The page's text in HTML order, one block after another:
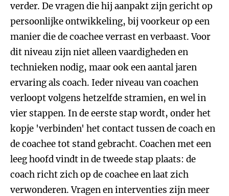
verder. De vragen die hij aanpakt zijn gericht op
persoonlijke ontwikkeling, bij voorkeur op een
manier die de coachee verrast en verbaast. Voor
dit niveau zijn niet alleen vaardigheden en
technieken nodig, maar ook een aantal jaren
ervaring als coach. Ieder niveau van coachen
verloopt volgens hetzelfde stramien, en wel in
vier stappen. In de eerste stap wordt, onder het
kopje 'verbinden' het contact tussen de coach en
de coachee tot stand gebracht. Coachen met een
leeg hoofd vindt in de tweede stap plaats: de
coach richt zich op de coachee en laat zich
verwonderen. Vragen en interventies zijn meer